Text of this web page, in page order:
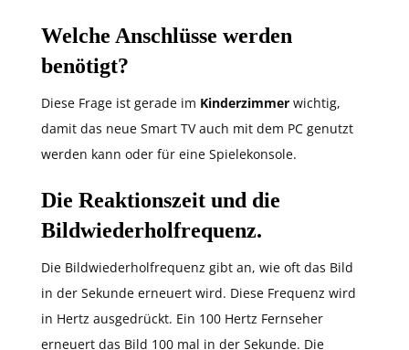
Welche Anschlüsse werden
benötigt?
Diese Frage ist gerade im Kinderzimmer wichtig,
damit das neue Smart TV auch mit dem PC genutzt
werden kann oder für eine Spielekonsole.
Die Reaktionszeit und die
Bildwiederholfrequenz.
Die Bildwiederholfrequenz gibt an, wie oft das Bild
in der Sekunde erneuert wird. Diese Frequenz wird
in Hertz ausgedrückt. Ein 100 Hertz Fernseher
erneuert das Bild 100 mal in der Sekunde. Die